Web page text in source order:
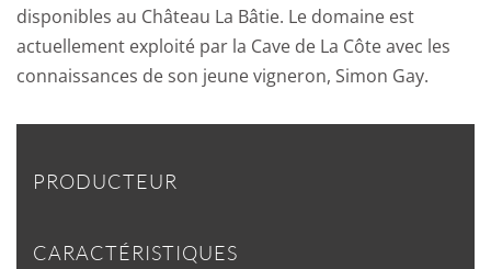
disponibles au Château La Bâtie. Le domaine est
actuellement exploité par la Cave de La Côte avec les
connaissances de son jeune vigneron, Simon Gay.
PRODUCTEUR
CARACTÉRISTIQUES